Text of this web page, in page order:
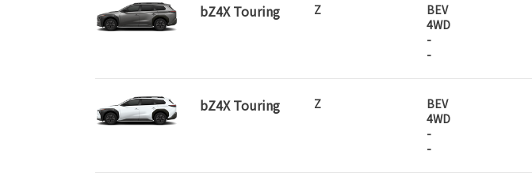
bZ4X Touring Z
BEV
4WD
-
-
bZ4X Touring Z
BEV
4WD
-
-